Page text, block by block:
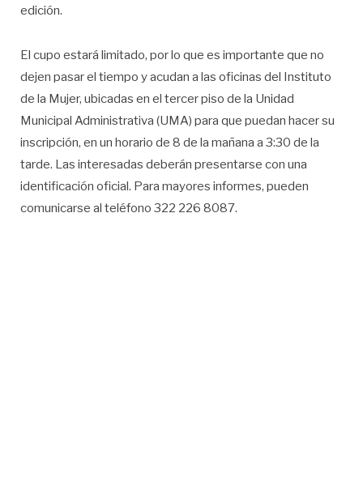
edición.
El cupo estará limitado, por lo que es importante que no
dejen pasar el tiempo y acudan a las oficinas del Instituto
de la Mujer, ubicadas en el tercer piso de la Unidad
Municipal Administrativa (UMA) para que puedan hacer su
inscripción, en un horario de 8 de la mañana a 3:30 de la
tarde. Las interesadas deberán presentarse con una
identificación oficial. Para mayores informes, pueden
comunicarse al teléfono 322 226 8087.